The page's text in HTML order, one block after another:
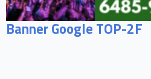
Banner Google TOP-2F